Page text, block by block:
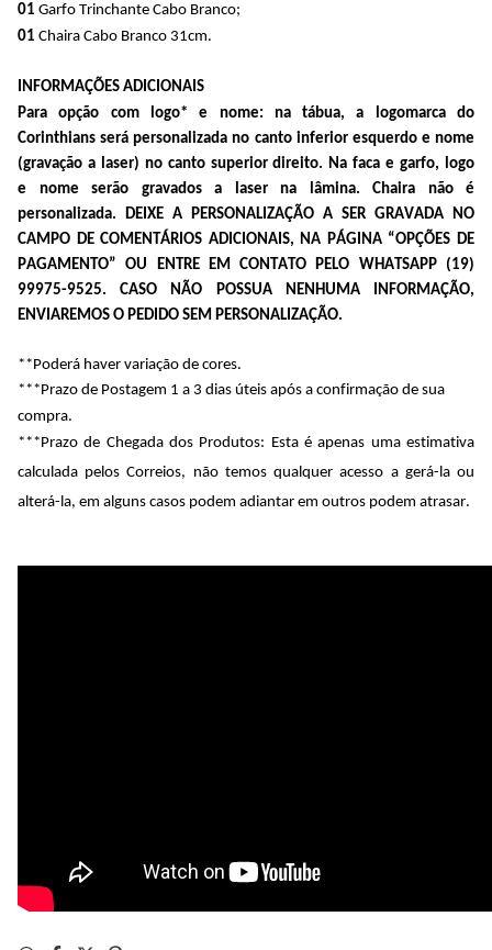
01 Garfo Trinchante Cabo Branco;
01 Chaira Cabo Branco 31cm.
INFORMAÇÕES ADICIONAIS
Para opção com logo* e nome: na tábua, a logomarca do
Corinthians será personalizada no canto inferior esquerdo e nome
(gravação a laser) no canto superior direito. Na faca e garfo, logo
e nome serão gravados a laser na lâmina. Chaira não é
personalizada. DEIXE A PERSONALIZAÇÃO A SER GRAVADA NO
CAMPO DE COMENTÁRIOS ADICIONAIS, NA PÁGINA “OPÇÕES DE
PAGAMENTO” OU ENTRE EM CONTATO PELO WHATSAPP (19)
99975-9525. CASO NÃO POSSUA NENHUMA INFORMAÇÃO,
ENVIAREMOS O PEDIDO SEM PERSONALIZAÇÃO.
**Poderá haver variação de cores.
***Prazo de Postagem 1 a 3 dias úteis após a confirmação de sua
compra.
***Prazo de Chegada dos Produtos: Esta é apenas uma estimativa
calculada pelos Correios, não temos qualquer acesso a gerá-la ou
alterá-la, em alguns casos podem adiantar em outros podem atrasar.